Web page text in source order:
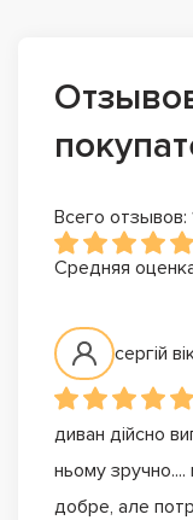
Всего отзывов:
Средняя
сергій
диван дійсно
ньому
добре, але